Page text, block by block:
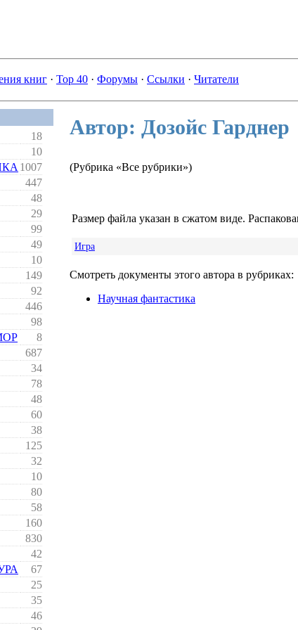
книг · Top 40 · Форумы · Ссылки · Читатели
18
10
1007
447
48
29
99
49
10
149
92
446
98
8
687
34
78
48
60
38
125
32
10
80
58
160
830
42
67
25
35
46
Автор: Дозойс Гарднер
(Рубрика «Все рубрики»)
Размер файла указан в сжатом виде.
Игра
Смотреть документы этого автора в рубриках:
Научная фантастика